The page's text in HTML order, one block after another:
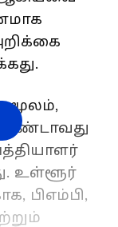
உள்ளூர்
பிஎம்பி,